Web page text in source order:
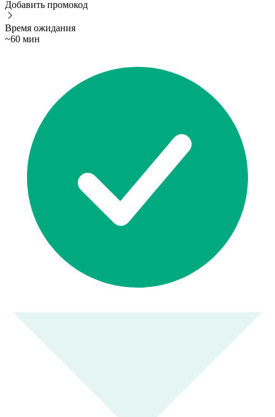
Добавить промокод
Время ожидания
~60 мин